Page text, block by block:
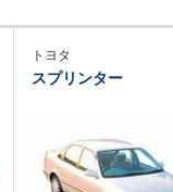
トヨタ
スプリンター